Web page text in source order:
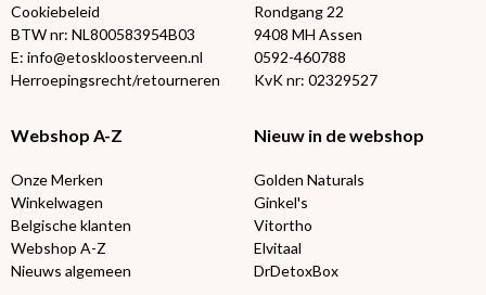
Cookiebeleid
BTW nr: NL800583954B03
E: info@etoskloosterveen.nl
Herroepingsrecht/retourneren
Rondgang 22
9408 MH Assen
0592-460788
KvK nr: 02329527
Webshop A-Z
Onze Merken
Winkelwagen
Belgische klanten
Webshop A-Z
Nieuws algemeen
Nieuw in de webshop
Golden Naturals
Ginkel's
Vitortho
Elvitaal
DrDetoxBox